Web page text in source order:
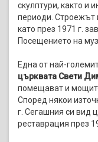
скулптури, както и
периоди. Строежът
като през 1971 г.
Посещението на
Една от най-
църквата Свети
помещават и
Според някои
г. Сегашния си вид
реставрация през